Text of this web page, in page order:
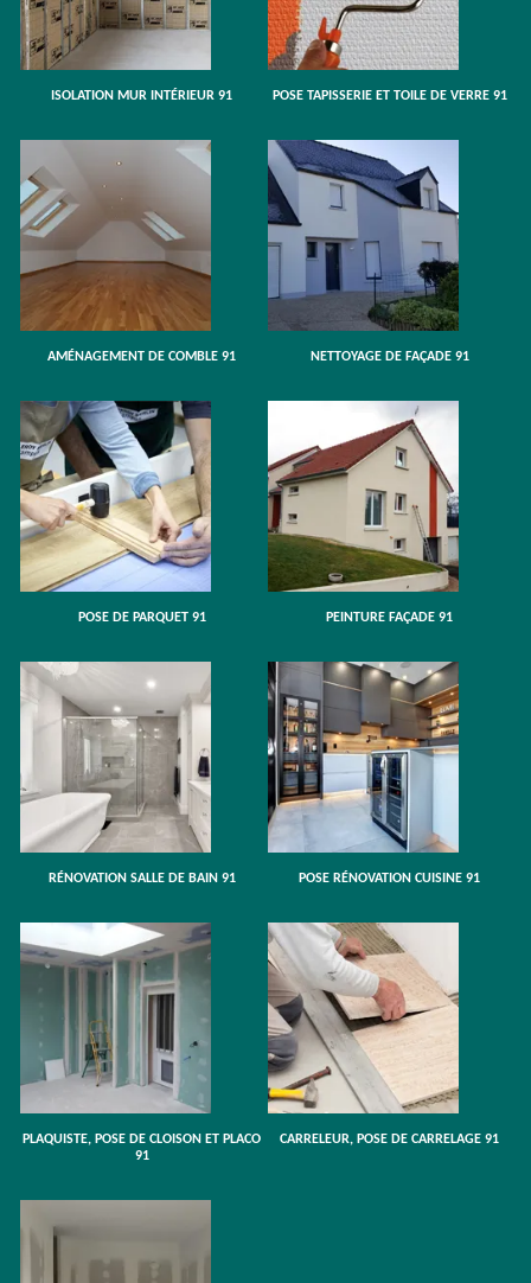
ISOLATION MUR INTÉRIEUR 91 POSE TAPISSERIE ET TOILE DE VERRE 91
AMÉNAGEMENT DE COMBLE 91 NETTOYAGE DE FAÇADE 91
POSE DE PARQUET 91 PEINTURE FAÇADE 91
RÉNOVATION SALLE DE BAIN 91 POSE RÉNOVATION CUISINE 91
PLAQUISTE, POSE DE CLOISON ET PLACO
91
CARRELEUR, POSE DE CARRELAGE 91